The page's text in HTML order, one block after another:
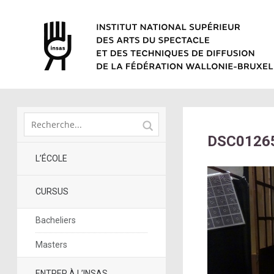
L’ÉCOLE
CURSUS
Bacheliers
Masters